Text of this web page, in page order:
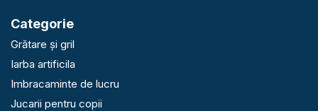
Categorie
Grătare și gril
Iarba artificila
Imbracaminte de lucru
Jucarii pentru copii